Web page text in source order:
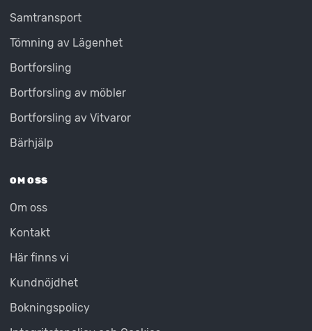
Samtransport
Tömning av Lägenhet
Bortforsling
Bortforsling av möbler
Bortforsling av Vitvaror
Bärhjälp
OM OSS
Om oss
Kontakt
Här finns vi
Kundnöjdhet
Bokningspolicy